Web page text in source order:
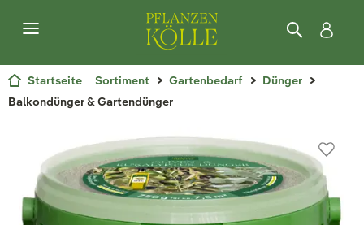
Startseite Sortiment Gartenbedarf
Dünger
Balkondünger & Gartendünger